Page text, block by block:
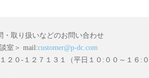
・取り扱いなどのお問い合わせ
室＞ mail:customer@p-dc.com
２０-１２７１３１（平日１０:００～１６: